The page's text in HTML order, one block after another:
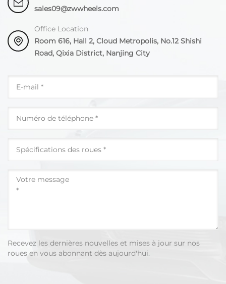
sales09@zwwheels.com
Office Location
Room 616, Hall 2, Cloud Metropolis, No.12 Shishi
Road, Qixia District, Nanjing City
Recevez les dernières nouvelles et mises à jour sur nos
roues en vous abonnant dès aujourd'hui.